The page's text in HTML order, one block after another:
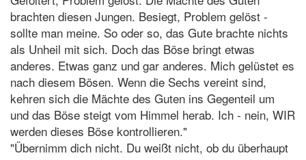
brachten diesen Jungen. Besiegt, Problem gelöst -
sollte man meine. So oder so, das Gute brachte nichts
als Unheil mit sich. Doch das Böse bringt etwas
anderes. Etwas ganz und gar anderes. Mich gelüstet es
nach diesem Bösen. Wenn die Sechs vereint sind,
kehren sich die Mächte des Guten ins Gegenteil um
und das Böse steigt vom Himmel herab. Ich - nein, WIR
werden dieses Böse kontrollieren."
"Übernimm dich nicht. Du weißt nicht, ob du überhaupt